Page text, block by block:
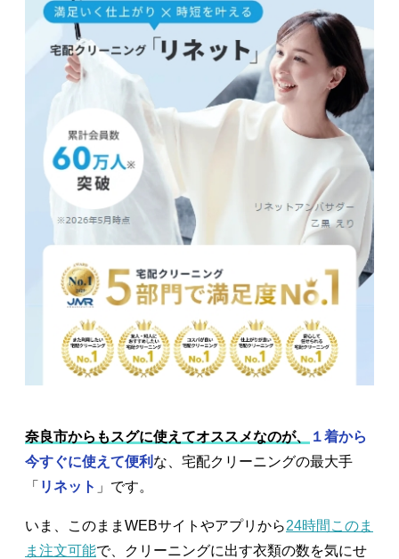
奈良市からもスグに使えてオススメなのが、
１着から
今すぐに使えて便利 な、宅配クリーニングの最大手
「 リネット 」です。
いま、このままWEBサイトやアプリから24時間このま
ま注文可能で、クリーニングに出す衣類の数を気にせ